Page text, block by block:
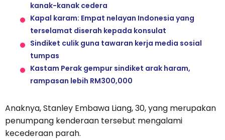
kanak-kanak cedera
Kapal karam: Empat nelayan Indonesia yang
terselamat diserah kepada konsulat
Sindiket culik guna tawaran kerja media sosial
tumpas
Kastam Perak gempur sindiket arak haram,
rampasan lebih RM300,000
Anaknya, Stanley Embawa Liang, 30, yang merupakan
penumpang kenderaan tersebut mengalami
kecederaan parah.